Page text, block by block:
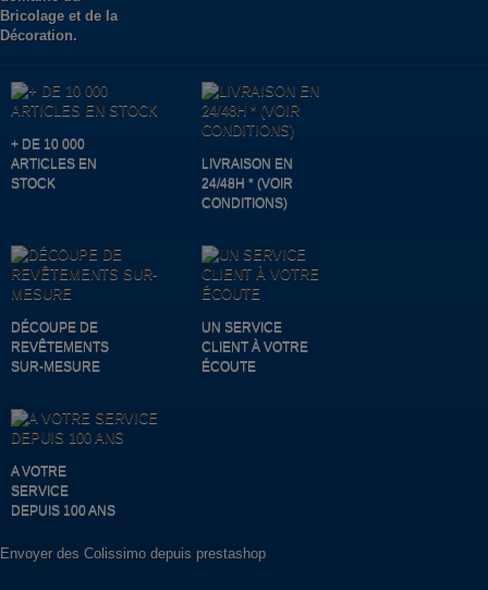
+ DE 10 000
ARTICLES EN
STOCK
LIVRAISON EN
24/48H * (VOIR
CONDITIONS)
DÉCOUPE DE
REVÊTEMENTS
SUR-MESURE
UN SERVICE
CLIENT À VOTRE
ÉCOUTE
A VOTRE
SERVICE
DEPUIS 100 ANS
Envoyer des Colissimo depuis prestashop